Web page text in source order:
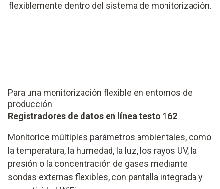
flexiblemente dentro del sistema de monitorización.
Para una monitorización flexible en entornos de
producción
Registradores de datos en línea testo 162
Monitorice múltiples parámetros ambientales, como
la temperatura, la humedad, la luz, los rayos UV, la
presión o la concentración de gases mediante
sondas externas flexibles, con pantalla integrada y